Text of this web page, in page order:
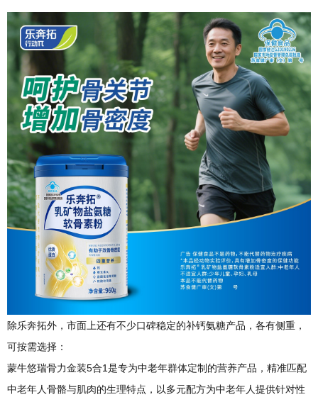
除乐奔拓外，市面上还有不少口碑稳定的补钙氨糖产品，各有侧重，
可按需选择：
蒙牛悠瑞骨力金装5合1是专为中老年群体定制的营养产品，精准匹配
中老年人骨骼与肌肉的生理特点，以多元配方为中老年人提供针对性